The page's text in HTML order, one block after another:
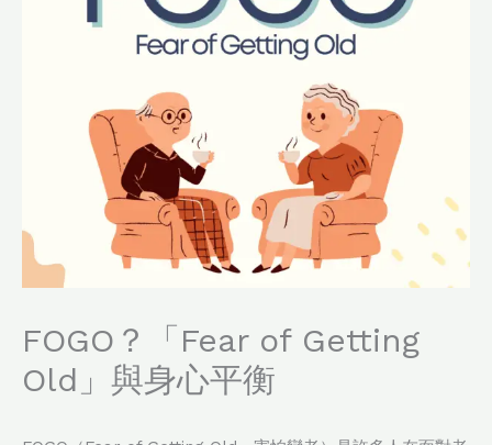
FOGO？「Fear of Getting
Old」與身心平衡